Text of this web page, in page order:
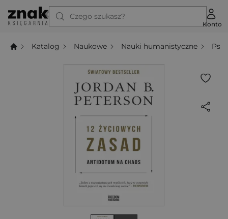
Czego szukasz?
Konto
Katalog Naukowe Nauki humanistyczne